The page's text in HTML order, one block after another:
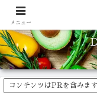
食品のカロリーや糖
コンテンツはPRを含みます
メニュー